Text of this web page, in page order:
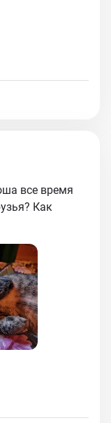
все время
Как